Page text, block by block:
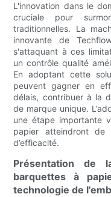
L'innovation dans le
cruciale pour
traditionnelles. La
innovante de
s'attaquant à ces
un contrôle qualité
En adoptant cette
peuvent gagner en
délais, contribuer à la
de marque unique.
une étape importante
papier atteindront de
d’efficacité.
Présentation de
barquettes à
technologie de